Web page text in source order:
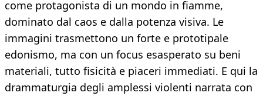
come protagonista di un mondo in fiamme,
dominato dal caos e dalla potenza visiva. Le
immagini trasmettono un forte e prototipale
edonismo, ma con un focus esasperato su beni
materiali, tutto fisicità e piaceri immediati. E qui la
drammaturgia degli amplessi violenti narrata con